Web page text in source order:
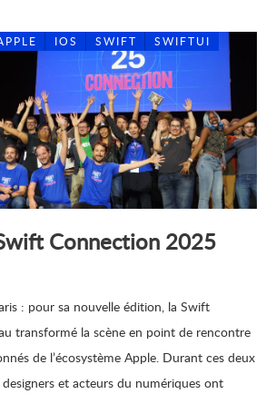
IOS SWIFT SWIFTUI
Connection 2025
: pour sa nouvelle édition, la Swift
transformé la scène en point de rencontre
de l’écosystème Apple. Durant ces deux
et acteurs du numériques ont